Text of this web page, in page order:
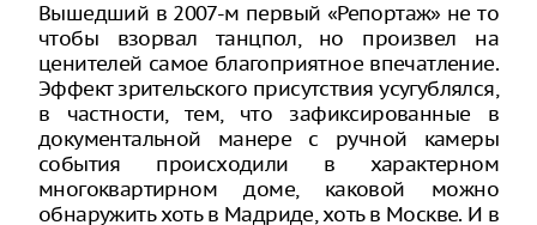
Вышедший в 2007-м первый «Репортаж» не то
чтобы взорвал танцпол, но произвел на
ценителей самое благоприятное впечатление.
Эффект зрительского присутствия усугублялся,
в частности, тем, что зафиксированные в
документальной манере с ручной камеры
события происходили в характерном
многоквартирном доме, каковой можно
обнаружить хоть в Мадриде, хоть в Москве. И в